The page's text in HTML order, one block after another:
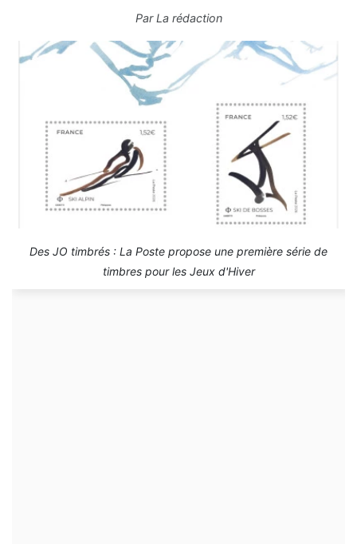
ParLa rédaction
Des JO timbrés : La Poste propose une première série de
timbres pour les Jeux d'Hiver